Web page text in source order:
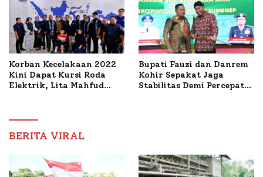
Korban Kecelakaan 2022
Kini Dapat Kursi Roda
Elektrik, Lita Mahfud
Nabil
Bupati Fauzi dan Danrem
Kohir Sepakat Jaga
Stabilitas Demi Percepat
BERITA VIRAL